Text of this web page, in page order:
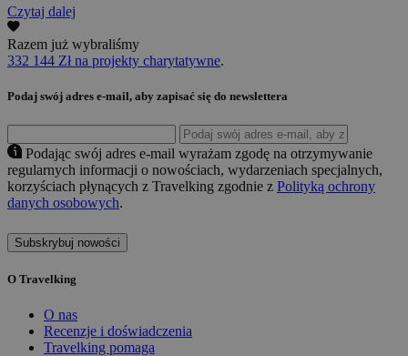
Czytaj dalej
Razem już wybraliśmy
332 144 Zł na projekty charytatywne.
Podaj swój adres e-mail, aby zapisać się do newslettera
Podając swój adres e-mail wyrażam zgodę na otrzymywanie
regularnych informacji o nowościach, wydarzeniach specjalnych,
korzyściach płynących z Travelking zgodnie z Polityką ochrony
danych osobowych.
Subskrybuj nowości
O Travelking
O nas
Recenzje i doświadczenia
Travelking pomaga